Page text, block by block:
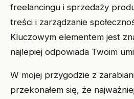
freelancingu i sprzedaży
treści i zarządzanie
Kluczowym elementem jest
najlepiej odpowiada Twoim
W mojej przygodzie z
przekonałem się, że